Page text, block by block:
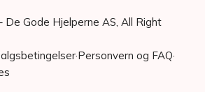
Gode Hjelperne AS, All Right
·Personvern og FAQ·